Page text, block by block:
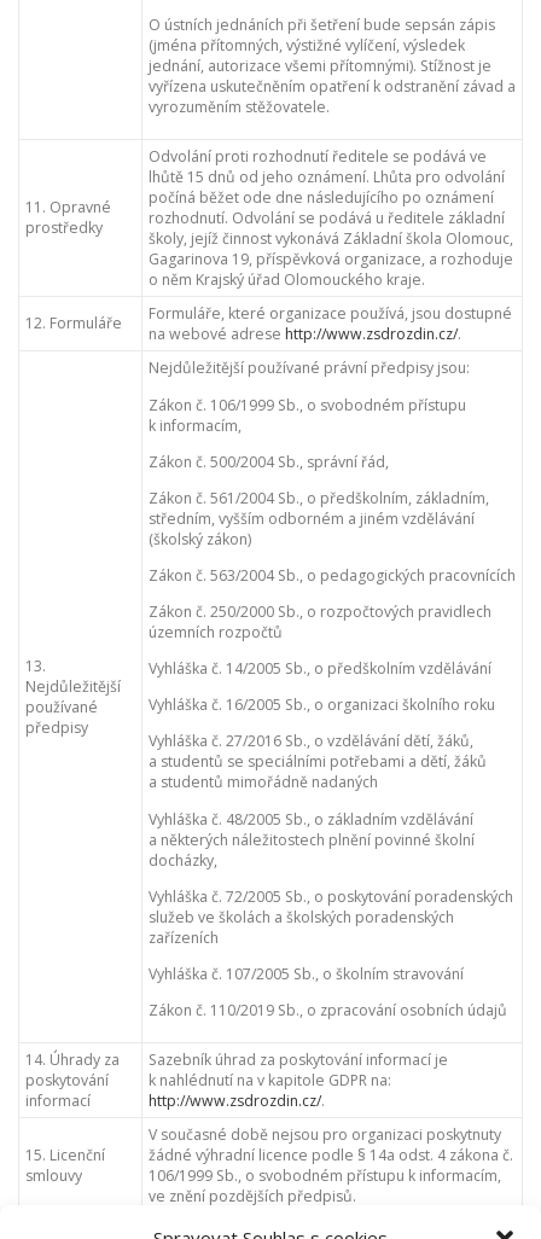
O ústních jednáních při šetření bude sepsán zápis
(jména přítomných, výstižné vylíčení, výsledek
jednání, autorizace všemi přítomnými). Stížnost je
vyřízena uskutečněním opatření k odstranění závad a
vyrozuměním stěžovatele.
11. Opravné
prostředky
Odvolání proti rozhodnutí ředitele se podává ve
lhůtě 15 dnů od jeho oznámení. Lhůta pro odvolání
počíná běžet ode dne následujícího po oznámení
rozhodnutí. Odvolání se podává u ředitele základní
školy, jejíž činnost vykonává Základní škola Olomouc,
Gagarinova 19, příspěvková organizace, a rozhoduje
o něm Krajský úřad Olomouckého kraje.
12. Formuláře
Formuláře, které organizace používá, jsou dostupné
na webové adrese http://www.zsdrozdin.cz/.
13.
Nejdůležitější
používané
předpisy
Nejdůležitější používané právní předpisy jsou:
Zákon č. 106/1999 Sb., o svobodném přístupu
k informacím,
Zákon č. 500/2004 Sb., správní řád,
Zákon č. 561/2004 Sb., o předškolním, základním,
středním, vyšším odborném a jiném vzdělávání
(školský zákon)
Zákon č. 563/2004 Sb., o pedagogických pracovnících
Zákon č. 250/2000 Sb., o rozpočtových pravidlech
územních rozpočtů
Vyhláška č. 14/2005 Sb., o předškolním vzdělávání
Vyhláška č. 16/2005 Sb., o organizaci školního roku
Vyhláška č. 27/2016 Sb., o vzdělávání dětí, žáků,
a studentů se speciálními potřebami a dětí, žáků
a studentů mimořádně nadaných
Vyhláška č. 48/2005 Sb., o základním vzdělávání
a některých náležitostech plnění povinné školní
docházky,
Vyhláška č. 72/2005 Sb., o poskytování poradenských
služeb ve školách a školských poradenských
zařízeních
Vyhláška č. 107/2005 Sb., o školním stravování
Zákon č. 110/2019 Sb., o zpracování osobních údajů
14. Úhrady za
poskytování
informací
Sazebník úhrad za poskytování informací je
k nahlédnutí na v kapitole GDPR na:
http://www.zsdrozdin.cz/.
15. Licenční
smlouvy
V současné době nejsou pro organizaci poskytnuty
žádné výhradní licence podle § 14a odst. 4 zákona č.
106/1999 Sb., o svobodném přístupu k informacím,
ve znění pozdějších předpisů.